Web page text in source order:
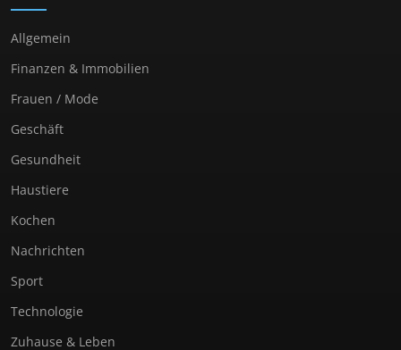
Allgemein
Finanzen & Immobilien
Frauen / Mode
Geschäft
Gesundheit
Haustiere
Kochen
Nachrichten
Sport
Technologie
Zuhause & Leben